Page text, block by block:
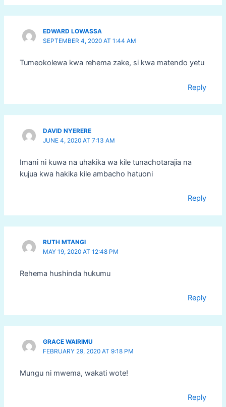
EDWARD LOWASSA
SEPTEMBER 4, 2020 AT 1:44 AM
Tumeokolewa kwa rehema zake, si kwa matendo yetu
Reply
DAVID NYERERE
JUNE 4, 2020 AT 7:13 AM
Imani ni kuwa na uhakika wa kile tunachotarajia na
kujua kwa hakika kile ambacho hatuoni
Reply
RUTH MTANGI
MAY 19, 2020 AT 12:48 PM
Rehema hushinda hukumu
Reply
GRACE WAIRIMU
FEBRUARY 29, 2020 AT 9:18 PM
Mungu ni mwema, wakati wote!
Reply